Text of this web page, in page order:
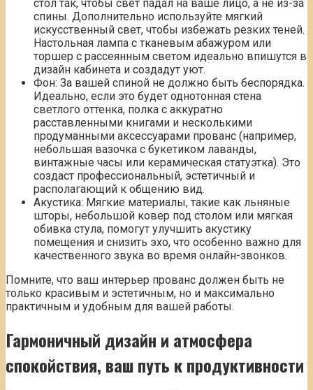
стол так, чтобы свет падал на ваше лицо, а не из-за
спины. Дополнительно используйте мягкий
искусственный свет, чтобы избежать резких теней.
Настольная лампа с тканевым абажуром или
торшер с рассеянным светом идеально впишутся в
дизайн кабинета и создадут уют.
Фон: За вашей спиной не должно быть беспорядка.
Идеально, если это будет однотонная стена
светлого оттенка, полка с аккуратно
расставленными книгами и несколькими
продуманными аксессуарами прованс (например,
небольшая вазочка с букетиком лаванды,
винтажные часы или керамическая статуэтка). Это
создаст профессиональный, эстетичный и
располагающий к общению вид.
Акустика: Мягкие материалы, такие как льняные
шторы, небольшой ковер под столом или мягкая
обивка стула, помогут улучшить акустику
помещения и снизить эхо, что особенно важно для
качественного звука во время онлайн-звонков.
Помните, что ваш интерьер прованс должен быть не
только красивым и эстетичным, но и максимально
практичным и удобным для вашей работы.
Гармоничный дизайн и атмосфера
спокойствия, ваш путь к продуктивности